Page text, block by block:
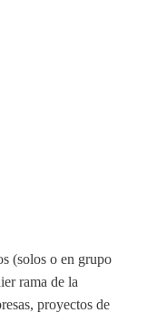
(solos o en grupo
rama de la
proyectos de